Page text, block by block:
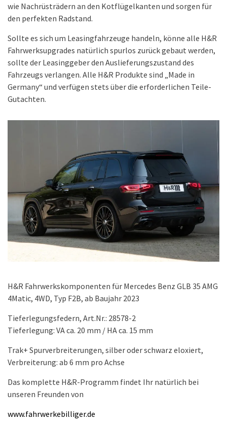
wie Nachrüsträdern an den Kotflügelkanten und sorgen für
den perfekten Radstand.
Sollte es sich um Leasingfahrzeuge handeln, könne alle H&R
Fahrwerksupgrades natürlich spurlos zurück gebaut werden,
sollte der Leasinggeber den Auslieferungszustand des
Fahrzeugs verlangen. Alle H&R Produkte sind „Made in
Germany“ und verfügen stets über die erforderlichen Teile-
Gutachten.
H&R Fahrwerkskomponenten für Mercedes Benz GLB 35 AMG
4Matic, 4WD, Typ F2B, ab Baujahr 2023
Tieferlegungsfedern, Art.Nr.: 28578-2
Tieferlegung: VA ca. 20 mm / HA ca. 15 mm
Trak+ Spurverbreiterungen, silber oder schwarz eloxiert,
Verbreiterung: ab 6 mm pro Achse
Das komplette H&R-Programm findet Ihr natürlich bei
unseren Freunden von
www.fahrwerkebilliger.de